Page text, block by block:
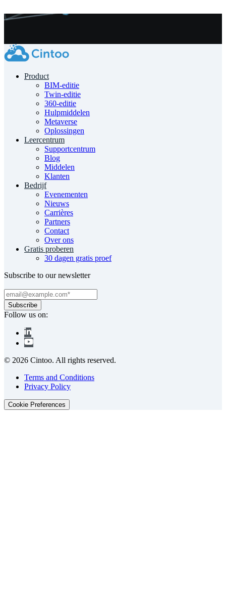
Product
BIM-editie
Twin-editie
360-editie
Hulpmiddelen
Metaverse
Oplossingen
Leercentrum
Supportcentrum
Blog
Middelen
Klanten
Bedrijf
Evenementen
Nieuws
Carrières
Partners
Contact
Over ons
Gratis proberen
30 dagen gratis proef
Subscribe to our newsletter
Follow us on:
© 2026 Cintoo. All rights reserved.
Terms and Conditions
Privacy Policy
Cookie Preferences